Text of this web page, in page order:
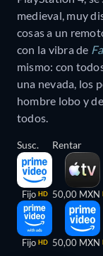
medieval, muy
cosas a un
con la vibra de
mismo: con
una nevada, los
hombre lobo y
todos.
Susc.
Fijo HD
Fijo HD
Rentar
50,00 MXN
50,00 MXN